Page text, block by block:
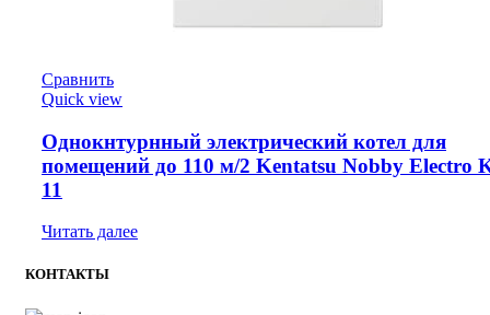
Сравнить
Quick view
Однокнтурнный электрический котел для
помещений до 110 м/2 Kentatsu Nobby Electro
11
Читать далее
КОНТАКТЫ